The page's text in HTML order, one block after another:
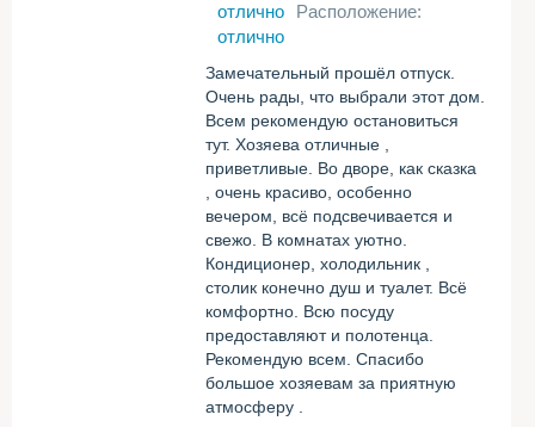
отлично
Расположение:
отлично
Замечательный прошёл отпуск.
Очень рады, что выбрали этот дом.
Всем рекомендую остановиться
тут. Хозяева отличные ,
приветливые. Во дворе, как сказка
, очень красиво, особенно
вечером, всё подсвечивается и
свежо. В комнатах уютно.
Кондиционер, холодильник ,
столик конечно душ и туалет. Всё
комфортно. Всю посуду
предоставляют и полотенца.
Рекомендую всем. Спасибо
большое хозяевам за приятную
атмосферу .